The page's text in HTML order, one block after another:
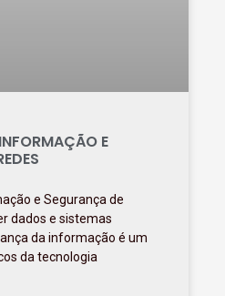
E
e Segurança de
dados e sistemas
da informação é um
da tecnologia